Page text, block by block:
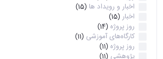
اخبار و رویداد ها (15)
اخبار (15)
روز پروژه (14)
کارگاه‌های آموزشی (11)
روز پروژه (11)
پژوهشی (11)